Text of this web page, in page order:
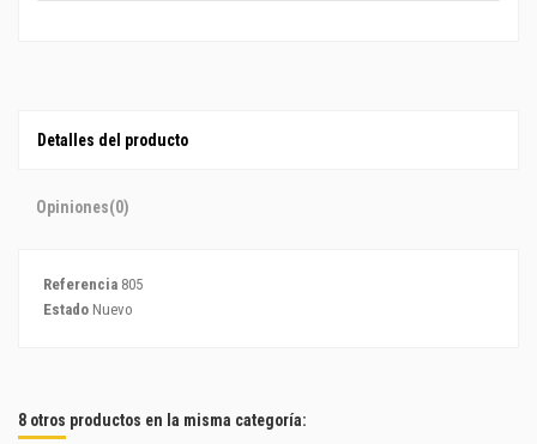
Detalles del producto
Opiniones(0)
Referencia 805
Estado Nuevo
8 otros productos en la misma categoría: